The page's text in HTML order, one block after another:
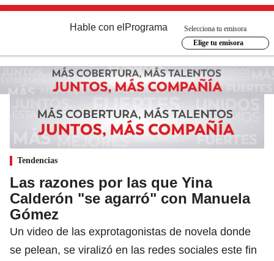
Hable con el Programa
Selecciona tu emisora
Elige tu emisora
Tendencias
Las razones por las que Yina
Calderón "se agarró" con Manuela
Gómez
Un video de las exprotagonistas de novela donde
se pelean, se viralizó en las redes sociales este fin